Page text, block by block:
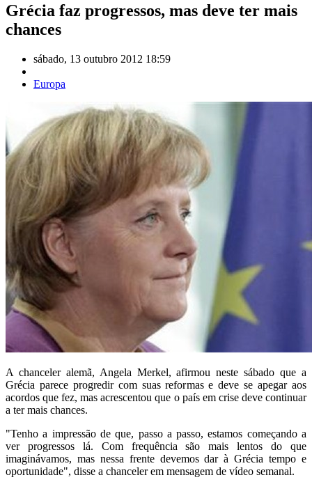
Grécia faz progressos, mas deve ter mais
chances
sábado, 13 outubro 2012 18:59
Europa
A chanceler alemã, Angela Merkel, afirmou neste sábado que a
Grécia parece progredir com suas reformas e deve se apegar aos
acordos que fez, mas acrescentou que o país em crise deve continuar
a ter mais chances.
"Tenho a impressão de que, passo a passo, estamos começando a
ver progressos lá. Com frequência são mais lentos do que
imaginávamos, mas nessa frente devemos dar à Grécia tempo e
oportunidade", disse a chanceler em mensagem de vídeo semanal.